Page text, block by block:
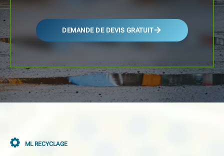
DEMANDE DE DEVIS GRATUIT
ML RECYCLAGE